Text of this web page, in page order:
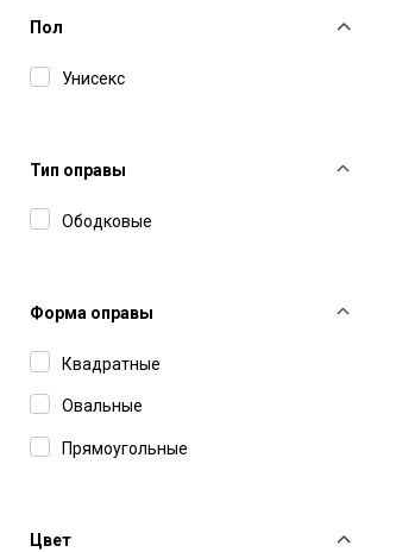
MAX&Co
Miu Miu
Movitra
Пол
Унисекс
Тип оправы
Ободковые
Форма оправы
Квадратные
Овальные
Прямоугольные
Цвет